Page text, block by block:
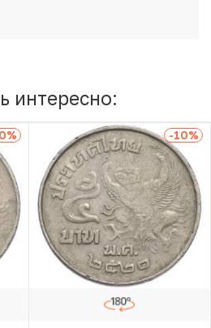
интересно:
% -10%